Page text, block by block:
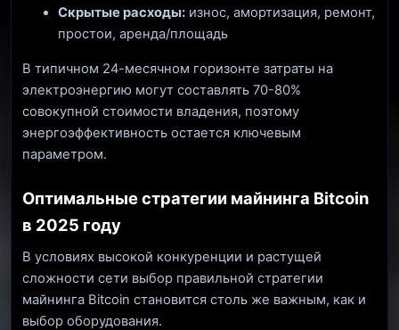
Скрытые расходы: износ, амортизация, ремонт,
простои, аренда/площадь
В типичном 24-месячном горизонте затраты на
электроэнергию могут составлять 70-80%
совокупной стоимости владения, поэтому
энергоэффективность остается ключевым
параметром.
Оптимальные стратегии майнинга Bitcoin
в 2025 году
В условиях высокой конкуренции и растущей
сложности сети выбор правильной стратегии
майнинга Bitcoin становится столь же важным, как и
выбор оборудования.